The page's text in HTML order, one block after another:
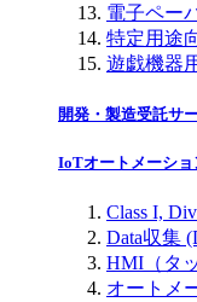
電子ペー
特定用途
遊戯機器
開発・製造受託サ
IoTオートメーショ
Class I,
Data収集
HMI（タ
オートメ